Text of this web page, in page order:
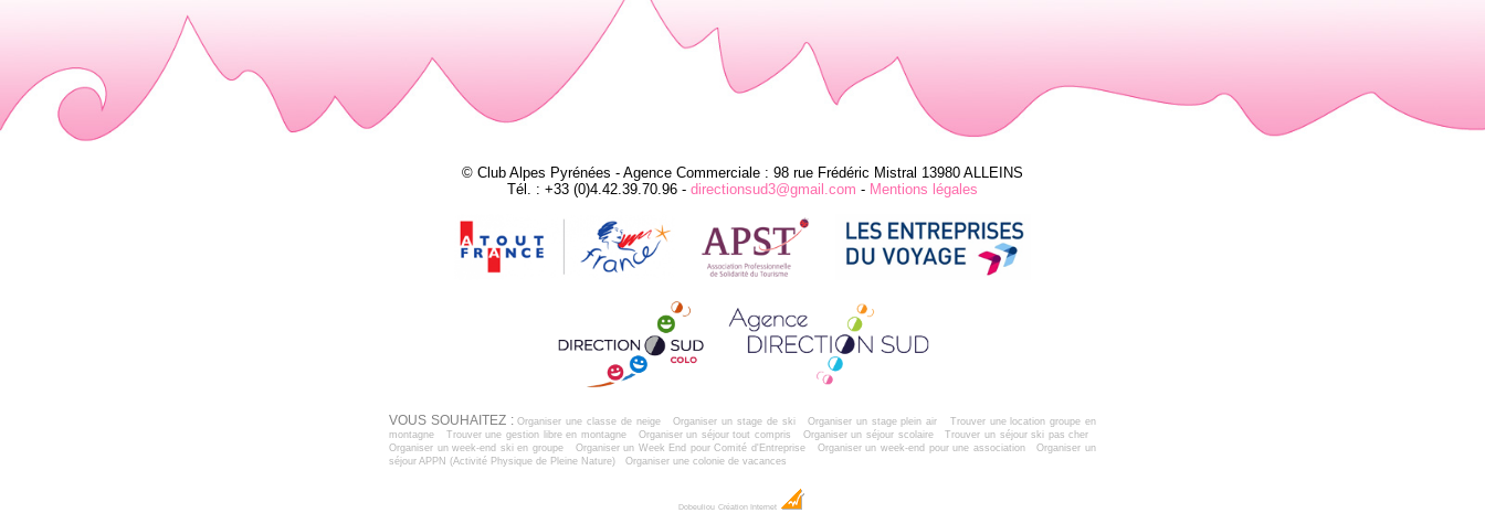
© Club Alpes Pyrénées - Agence Commerciale : 98 rue Frédéric Mistral 13980 ALLEINS
Tél. : +33 (0)4.42.39.70.96 - directionsud3@gmail.com - Mentions légales
VOUS SOUHAITEZ :Organiser une classe de neige Organiser un stage de ski Organiser un stage plein air
Trouver une location groupe en
montagne
Trouver une gestion libre en montagne Organiser un séjour tout compris Organiser un séjour scolaire
Trouver un séjour ski pas cher
Organiser un week-end ski en groupe
Organiser un Week End pour Comité d'Entreprise Organiser un week-end pour une association
Organiser un
séjour APPN (Activité Physique de Pleine Nature)
Organiser une colonie de vacances
Dobeuliou Création Internet